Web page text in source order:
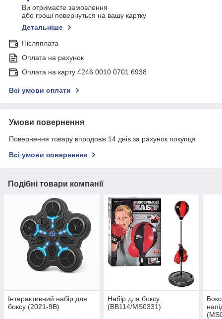
Ви отримаєте замовлення
або гроші повернуться на вашу картку
Детальніше
Післяплата
Оплата на рахунок
Оплата на карту 4246 0010 0701 6938
Всі умови оплати
Умови повернення
Повернення товару впродовж 14 днів за рахунок покупця
Всі умови повернення
Подібні товари компанії
Інтерактивний набір для
боксу (2021-9B)
Набір для боксу
(BB114/MS0331)